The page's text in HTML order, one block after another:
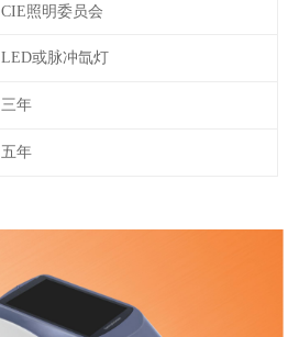
CIE照明委员会
LED或脉冲氙灯
三年
五年